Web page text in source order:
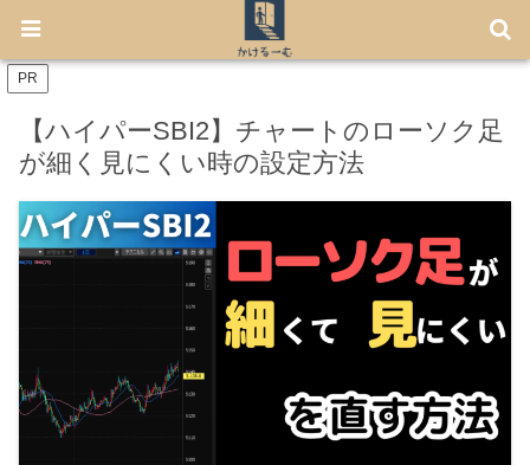
【7月から免許不要に！】電動キックボード「LUUP」の始め方
PR
【ハイパーSBI2】チャートのローソク足
が細く見にくい時の設定方法